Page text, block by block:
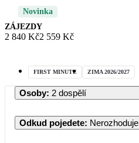
Novinka
ZÁJEZDY
2 840 Kč2 559 Kč
FIRST MINUTE ZIMA 2026/2027
Osoby: 2 dospělí
Odkud pojedete: Nerozhoduje